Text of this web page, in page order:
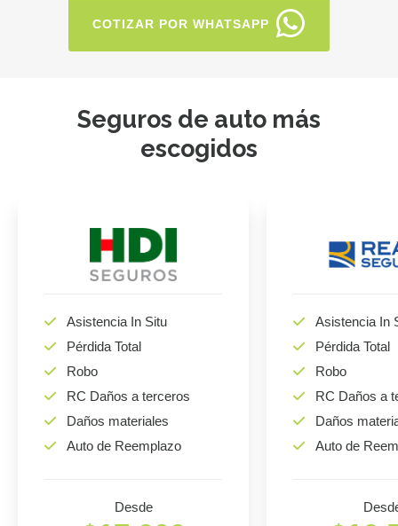
COTIZAR POR WHATSAPP
Seguros de auto más
escogidos
Asistencia In Situ
Pérdida Total
Robo
RC Daños a terceros
Daños materiales
Auto de Reemplazo
Desde
Asistencia In
Pérdida Total
Robo
RC Daños a
Daños
Auto de